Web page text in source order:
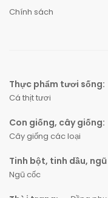
Chính sách
Thực phẩm tươi sống:
Cá thịt tươi
Con giống, cây giống:
Cây giống các loại
Tinh bột, tinh dầu,
Ngũ cốc